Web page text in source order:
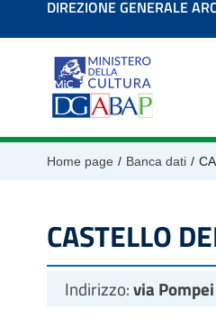
contenutoDIREZIONE GENERALE
Home page / Banca dati /
CASTELLO
Indirizzo:via